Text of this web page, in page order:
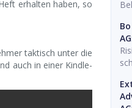
erhalten haben, so
taktisch unter die
auch in einer Kindle-
AG